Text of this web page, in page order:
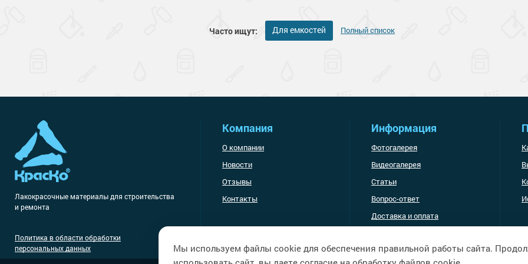
Часто ищут: Для емкостей Полный список
Лакокрасочные материалы для строительства
и ремонта
Компания
О компании
Новости
Отзывы
Контакты
Информация
Фотогалерея
Видеогалерея
Статьи
Вопрос-ответ
Доставка и оплата
Политика в области обработки
персональных данных
Мы используем файлы cookie для обеспечения правильной работы сайта.